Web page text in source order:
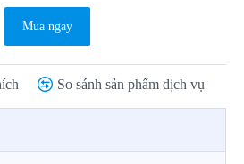
Mua ngay
So sánh sản phẩm dịch vụ